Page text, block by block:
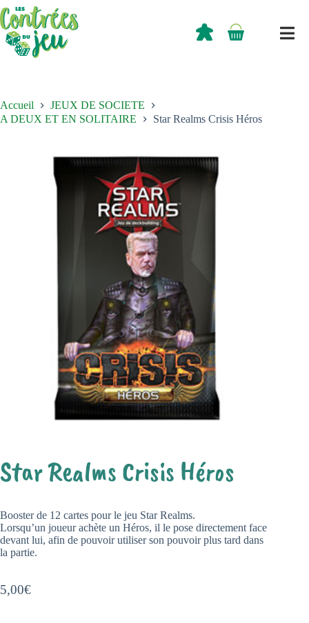
Passer
au
contenu
Panier
0,00
Accueil
JEUX DE SOCIETE
A DEUX ET EN SOLITAIRE
Star Realms Crisis Héros
Star Realms Crisis Héros
5,00€
Booster de 12 cartes pour le jeu Star Realms.
Lorsqu’un joueur achète un Héros, il le pose directement face
devant lui, afin de pouvoir utiliser son pouvoir plus tard dans
la partie.